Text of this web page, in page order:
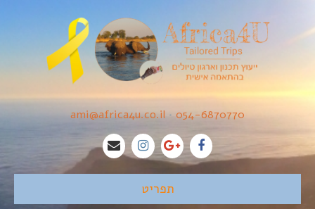
054-6870770
•
ami@africa4u.co.il
תפריט